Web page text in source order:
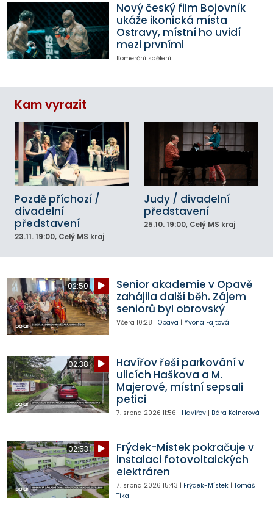
Nový český film Bojovník
ukáže ikonická místa
Ostravy, místní ho uvidí
mezi prvními
Komerční sdělení
Kam vyrazit
Pozdě příchozí /
divadelní
představení
23.11. 19:00, Celý MS kraj
Judy / divadelní
představení
25.10. 19:00, Celý MS kraj
02:50
Senior akademie v Opavě
zahájila další běh. Zájem
seniorů byl obrovský
Včera 10:28 | Opava | Yvona Fajtová
02:38
Havířov řeší parkování v
ulicích Haškova a M.
Majerové, místní sepsali
petici
7. srpna 2026 11:56 | Havířov| Bára Kelnerová
02:53
Frýdek-Místek pokračuje v
instalaci fotovoltaických
elektráren
7. srpna 2026 15:43 | Frýdek-Místek| Tomáš
Tikal